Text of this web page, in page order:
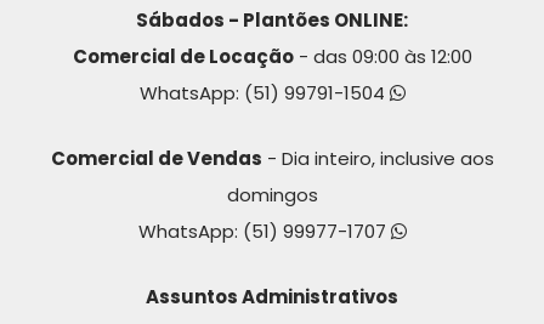
Sábados - Plantões ONLINE:
Comercial de Locação- das 09:00 às 12:00
WhatsApp: (51) 99791-1504
Comercial de Vendas - Dia inteiro, inclusive aos
domingos
WhatsApp: (51) 99977-1707
Assuntos Administrativos